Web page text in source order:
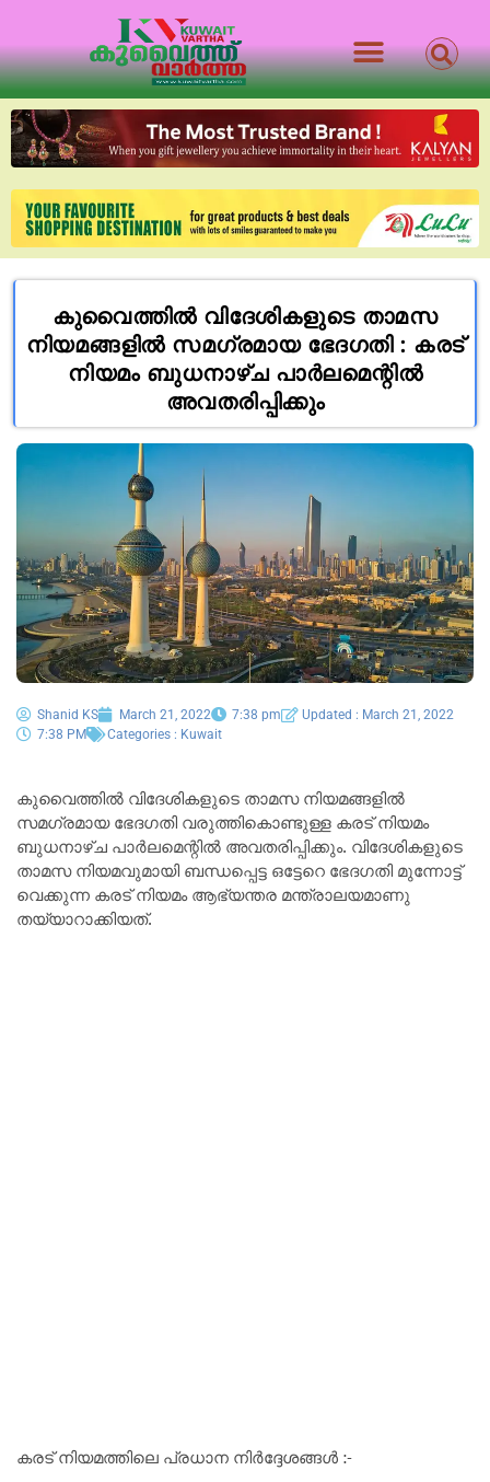
കുവൈത്തിൽ വിദേശികളുടെ താമസ
നിയമങ്ങളിൽ സമഗ്രമായ ഭേദഗതി : കരട്‌
നിയമം ബുധനാഴ്ച പാർലമെന്റിൽ
അവതരിപ്പിക്കും
Shanid KS March 21, 2022 7:38 pm
Updated : March 21, 2022
7:38 PM
Categories : Kuwait
കുവൈത്തിൽ വിദേശികളുടെ താമസ നിയമങ്ങളിൽ
സമഗ്രമായ ഭേദഗതി വരുത്തികൊണ്ടുള്ള കരട്‌ നിയമം
ബുധനാഴ്ച പാർലമെന്റിൽ അവതരിപ്പിക്കും. വിദേശികളുടെ
താമസ നിയമവുമായി ബന്ധപ്പെട്ട ഒട്ടേറെ ഭേദഗതി മുന്നോട്ട്‌
വെക്കുന്ന കരട് നിയമം ആഭ്യന്തര മന്ത്രാലയമാണു
തയ്യാറാക്കിയത്‌.
കരട്‌ നിയമത്തിലെ പ്രധാന നിർദ്ദേശങ്ങൾ :-